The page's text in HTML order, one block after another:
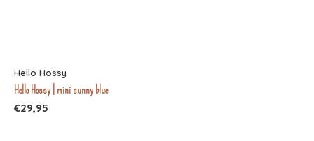
Hello Hossy
Hello Hossy | mini sunny blue
€29,95